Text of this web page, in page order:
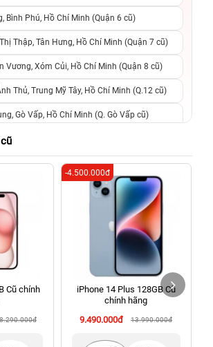
Bình Phú, Hồ Chí Minh (Quận 6 cũ)
Thập, Tân Hưng, Hồ Chí Minh (Quận 7 cũ)
Vương, Xóm Củi, Hồ Chí Minh (Quận 8 cũ)
Thủ, Trung Mỹ Tây, Hồ Chí Minh (Q.12 cũ)
Gò Vấp, Hồ Chí Minh (Q. Gò Vấp cũ)
Tân Phú, Hồ Chí Minh (Quận Tân Phú cũ)
Tăng Nhơn Phú, Hồ Chí Minh (Q.9 TP. Thủ
Thủ Đức, Hồ Chí Minh (Bình Thọ, TP. Thủ
Ninh, Dĩ An, Hồ Chí Minh (Bình Dương Cũ)
162A Ba Cu, Vũng Tàu, Hồ Chí Minh (TP. Vũng
Thụ, Tân Sơn Nhất, Hồ Chí Minh (Tân Bình
Cũ chính
iPhone 14 Plus 128GB Cũ
chính hãng
9.490.000đ
13.990.000đ
-4.500.000đ